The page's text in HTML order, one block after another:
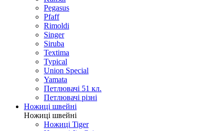
Pegasus
Pfaff
Rimoldi
Singer
Siruba
Textima
Typical
Union Special
Yamata
Петлювачі 51 кл.
Петлювачі різні
Ножиці швейні
Ножиці швейні
Ножиці Tiger